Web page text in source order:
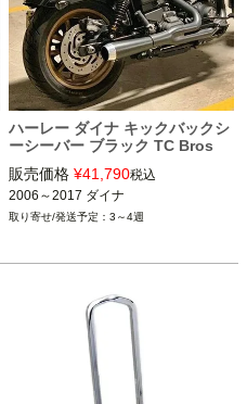
ハーレー ダイナ キックバックシ
ーシーバー ブラック TC Bros
販売価格 ¥41,790税込
2006～2017 ダイナ
3～4週